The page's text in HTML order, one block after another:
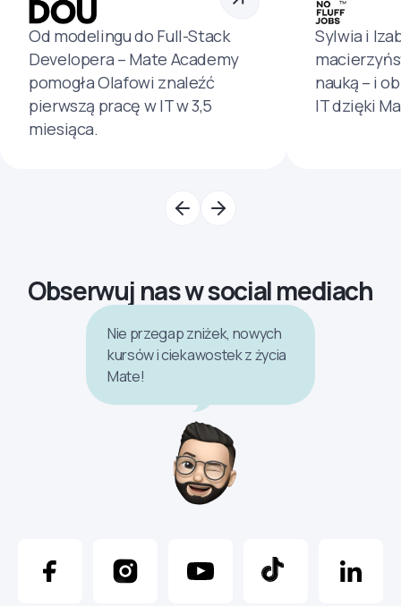
Od modelingu do Full-Stack
Developera – Mate Academy
pomogła Olafowi znaleźć
pierwszą pracę w IT w 3,5
miesiąca.
Sylwia i
nauką – i
IT dzięki
Obserwuj nas w social mediach
Nie przegap zniżek, nowych
kursów i ciekawostek z życia
Mate!